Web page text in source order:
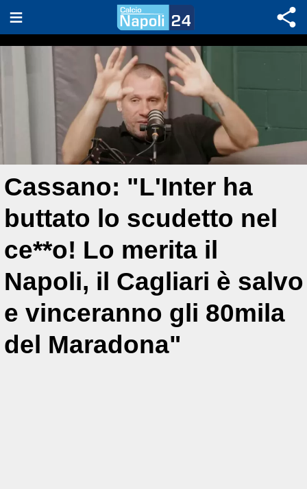
Cassano: "L'Inter ha
buttato lo scudetto nel
ce**o! Lo merita il
Napoli, il Cagliari è salvo
e vinceranno gli 80mila
del Maradona"